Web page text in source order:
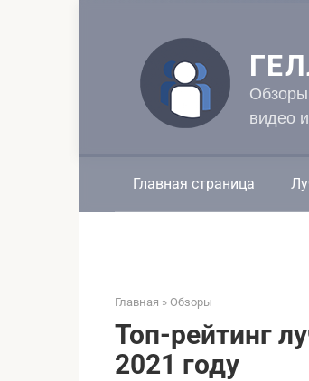
Обзоры
видео
Главная страница
Главная » Обзоры
Топ-рейтинг
2021 году